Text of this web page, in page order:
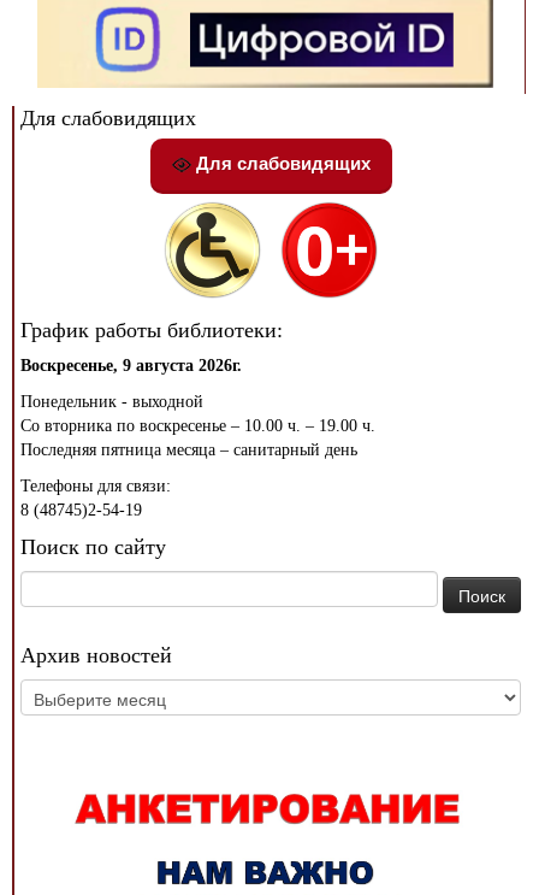
Для слабовидящих
Для слабовидящих
График работы библиотеки:
Воскресенье, 9 августа 2026г.
Понедельник - выходной
Со вторника по воскресенье – 10.00 ч. – 19.00 ч.
Последняя пятница месяца – санитарный день
Телефоны для связи:
8 (48745)2-54-19
Поиск по сайту
Архив новостей
Архив
новостей